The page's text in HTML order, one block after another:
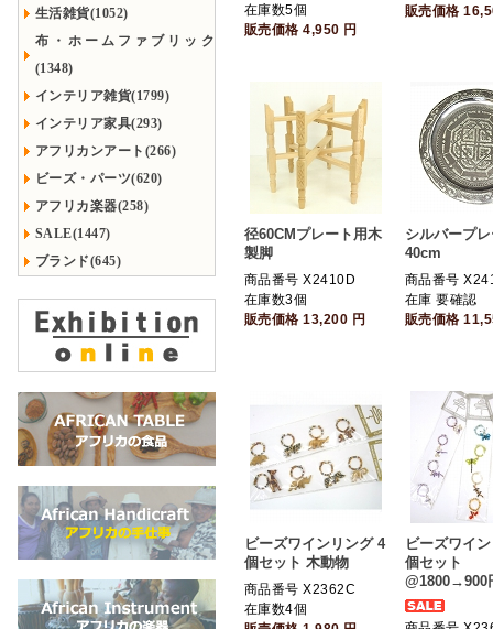
生活雑貨(1052)
布・ホームファブリック
(1348)
インテリア雑貨(1799)
インテリア家具(293)
アフリカンアート(266)
ビーズ・パーツ(620)
アフリカ楽器(258)
SALE(1447)
ブランド(645)
在庫数5個
販売価格4,950 円
販売価格
径60CMプレート用木
製脚
商品番号 X2410D
在庫数3個
販売価格13,200 円
シルバープ
40cm
商品番号
在庫 要確認
販売価格
ビーズワインリング 4
個セット 木動物
商品番号 X2362C
在庫数4個
ビーズワイ
個セット
@1800→900